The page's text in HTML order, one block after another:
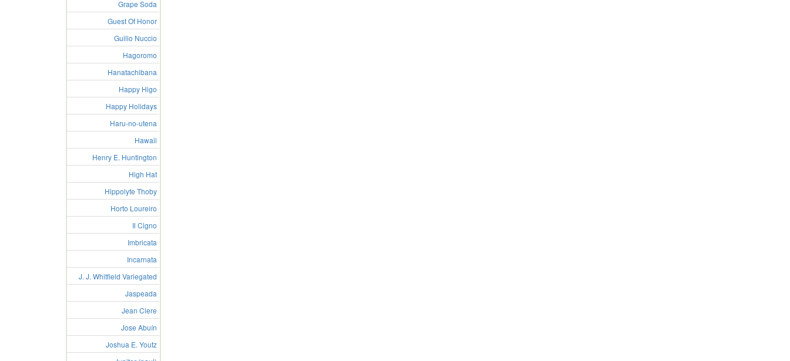
Grape Soda
Guest Of Honor
Guilio Nuccio
Hagoromo
Hanatachibana
Happy Higo
Happy Holidays
Haru-no-utena
Hawaii
Henry E. Huntington
High Hat
Hippolyte Thoby
Horto Loureiro
Il Cigno
Imbricata
Incarnata
J. J. Whitfield Variegated
Jaspeada
Jean Clere
Jose Abuín
Joshua E. Youtz